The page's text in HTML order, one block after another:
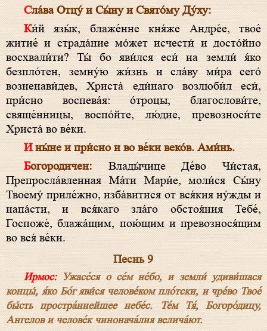
Сла́ва Отцу́ и Сы́ну и Свято́му Ду́ху:
Ки́й язы́к, блаже́нне кня́же Андре́е, твое́
житие́ и страда́ние мо́жет исчести́ и досто́йно
восхвали́ти? Ты́ бо яви́лся еси́ на земли́ я́ко
безпло́тен, земну́ю жи́знь и сла́ву ми́ра сего́
возненави́дев, Христа́ еди́наго возлюби́л еси́,
при́сно воспева́я: о́троцы, благослови́те,
свяще́нницы, воспо́йте, лю́дие, превозноси́те
Христа́ во ве́ки.
И ны́не и при́сно и во ве́ки веко́в. Ами́нь.
Богородичен: Влады́чице Де́во Чи́стая,
Препросла́вленная Ма́ти Мари́е, моли́ся Сы́ну
Твоему́ приле́жно, изба́витися от вся́кия ну́жды и
напа́сти, и вся́каго зла́го обстоя́ния Тебе́,
Госпоже́, блажа́щим, пою́щим и превознося́щим
во вся́ ве́ки.
Песнь 9
Ирмос:Ужасе́ся о се́м не́бо, и земли́ удиви́шася
концы́, я́ко Бо́г яви́ся челове́ком пло́тски, и чре́во Твое́
бы́сть простра́ннейшее небе́с. Те́м Тя́, Богоро́дицу,
Ангелов и челове́к чинонача́лия велича́ют.